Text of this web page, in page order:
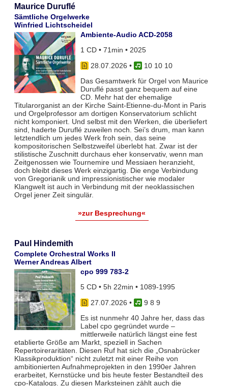
Maurice Duruflé
Sämtliche Orgelwerke
Winfried Lichtscheidel
Ambiente-Audio ACD-2058
1 CD • 71min • 2025
28.07.2026 •
10 10 10
Das Gesamtwerk für Orgel von Maurice
Duruflé passt ganz bequem auf eine
CD. Mehr hat der ehemalige
Titularorganist an der Kirche Saint-Etienne-du-Mont in Paris
und Orgelprofessor am dortigen Konservatorium schlicht
nicht komponiert. Und selbst mit den Werken, die überliefert
sind, haderte Duruflé zuweilen noch. Sei’s drum, man kann
letztendlich um jedes Werk froh sein, das seine
kompositorischen Selbstzweifel überlebt hat. Zwar ist der
stilistische Zuschnitt durchaus eher konservativ, wenn man
Zeitgenossen wie Tournemire und Messiaen heranzieht,
doch bleibt dieses Werk einzigartig. Die enge Verbindung
von Gregorianik und impressionistischer wie modaler
Klangwelt ist auch in Verbindung mit der neoklassischen
Orgel jener Zeit singulär.
»zur Besprechung«
Paul Hindemith
Complete Orchestral Works II
Werner Andreas Albert
cpo 999 783-2
5 CD • 5h 22min • 1089-1995
27.07.2026 •
9 8 9
Es ist nunmehr 40 Jahre her, dass das
Label cpo gegründet wurde –
mittlerweile natürlich längst eine fest
etablierte Größe am Markt, speziell in Sachen
Repertoireraritäten. Diesen Ruf hat sich die „Osnabrücker
Klassikproduktion“ nicht zuletzt mit einer Reihe von
ambitionierten Aufnahmeprojekten in den 1990er Jahren
erarbeitet, Kernstücke und bis heute fester Bestandteil des
cpo-Katalogs. Zu diesen Marksteinen zählt auch die